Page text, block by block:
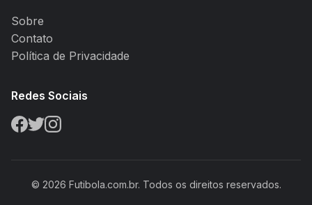
Sobre
Contato
Política de Privacidade
Redes Sociais
© 2026 Futibola.com.br. Todos os direitos reservados.